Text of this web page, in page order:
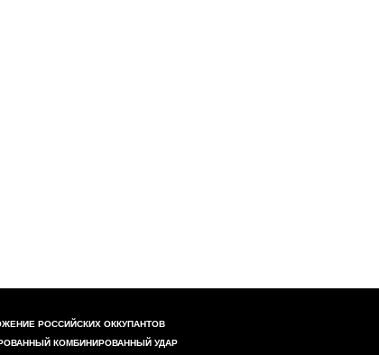
РОССИЙСКИХ ОККУПАНТОВ
КОМБИНИРОВАННЫЙ УДАР